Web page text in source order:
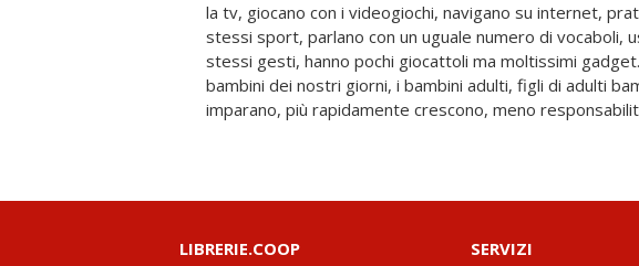
la tv, giocano con i videogiochi, navigano su internet,
stessi sport, parlano con un uguale numero di vocaboli,
stessi gesti, hanno pochi giocattoli ma moltissimi
bambini dei nostri giorni, i bambini adulti, figli di adulti
imparano, più rapidamente crescono, meno
genitori preferiscono delegare alla scuola, ai vecchi e
alle tecnologie, all'associazionismo, il compito di accudire,
ed educare alla vita adulta. Perché esistono i
scomparsa l'infanzia? Come sono e come dovrebbero
LIBRERIE.COOP SERVIZI